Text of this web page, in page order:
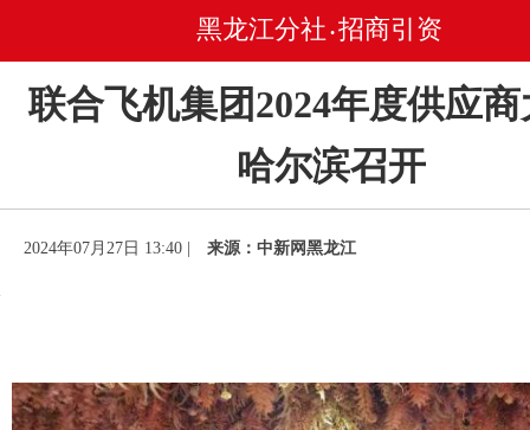
黑龙江分社 • 招商引资
联合飞机集团2024年度供应
哈尔滨召开
2024年07月27日 13:40 | 来源：中新网黑龙江